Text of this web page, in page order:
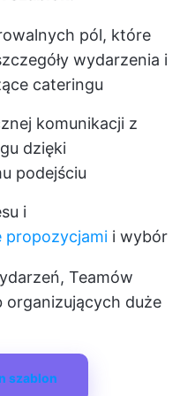
pól, które
wydarzenia i
cateringu
komunikacji z
dzięki
podejściu
i
propozycjami i wybór
Teamów
duże
szablon